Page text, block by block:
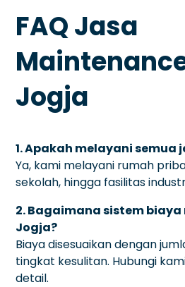
FAQ Jasa
Jogja
1. Apakah melayani semua
Ya, kami melayani rumah
sekolah, hingga fasilitas
2. Bagaimana sistem
Jogja?
Biaya disesuaikan dengan
tingkat kesulitan. Hubungi
detail.